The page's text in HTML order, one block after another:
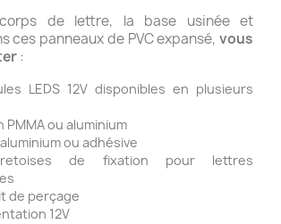
de lettre, la base usinée et
ces panneaux de PVC expansé, vous
:
LEDS 12V disponibles en plusieurs
PMMA ou aluminium
ou adhésive
de fixation pour lettres
de perçage
12V